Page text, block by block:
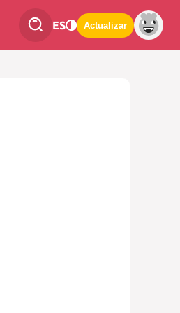
ES Actualizar